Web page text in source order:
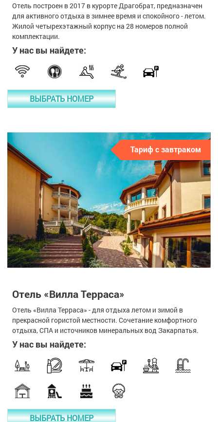
Отель построен в 2017 в курорте Драгобрат, предназначен
для активного отдыха в зимнее время и спокойного - летом.
Жилой четырехэтажный корпус на 28 номеров полной
комплектации.
У нас вы найдете:
ВЫБРАТЬ НОМЕР
Тариф с завтраком
Отель «Вилла Терраса»
Отель «Вилла Терраса» - для отдыха летом и зимой в
прекрасной гористой местности. Сочетание комфортного
отдыха, СПА и источников минеральных вод Закарпатья.
У нас вы найдете:
ВЫБРАТЬ НОМЕР